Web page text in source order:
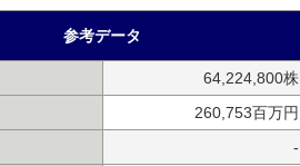
参考データ
64,224,800株
260,753百万円
-